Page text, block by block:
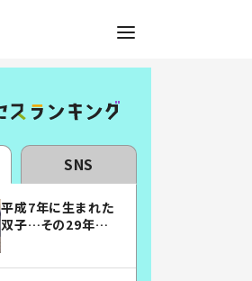
SNS
平成7年に生まれた
双子…その29年後